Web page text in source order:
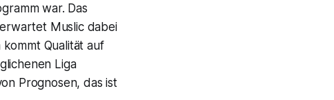
war. Das
Muslic dabei
Qualität auf
Liga
Prognosen, das ist